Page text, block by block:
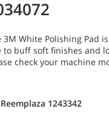
3M White Polishing Pad
to buff soft finishes and
check your machine
Reemplaza 1243342